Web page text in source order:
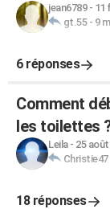
jean6789- 11
gt.55- 9
6 réponses
Comment
les toilettes
Leila- 25 août
Christie47
18 réponses